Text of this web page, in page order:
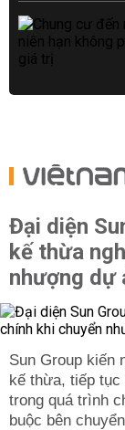
Đại diện
kế thừa
nhượng dự
Sun Group kiến
kế thừa, tiếp
trong quá trình
buộc bên